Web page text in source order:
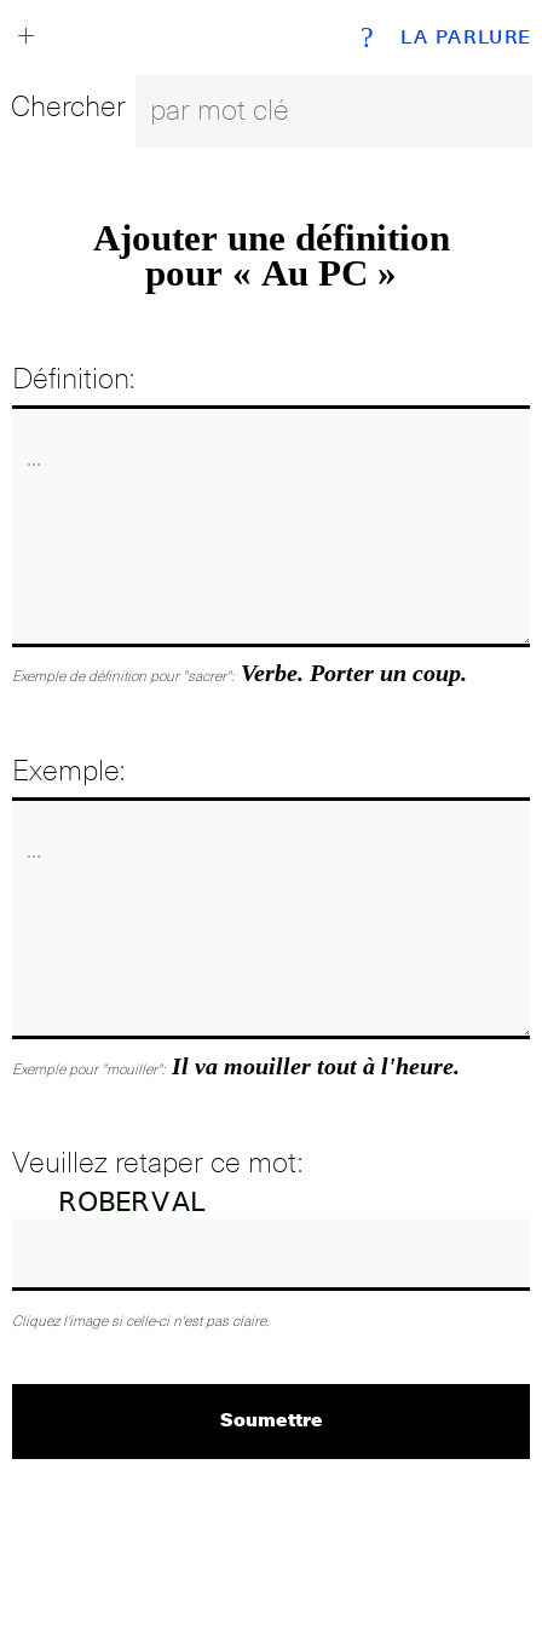
LA PARLURE
+ ?
Chercher
Ajouter une définition
pour « Au PC »
Définition:
Exemple de définition pour "sacrer": Verbe. Porter un coup.
Exemple:
Exemple pour "mouiller": Il va mouiller tout à l'heure.
Veuillez retaper ce mot:
Cliquez l'image si celle-ci n'est pas claire.
Soumettre